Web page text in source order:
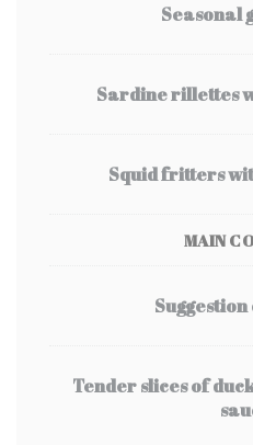
Seasonal
Sardine rillettes
Squid fritters
MAIN
Tender slices of